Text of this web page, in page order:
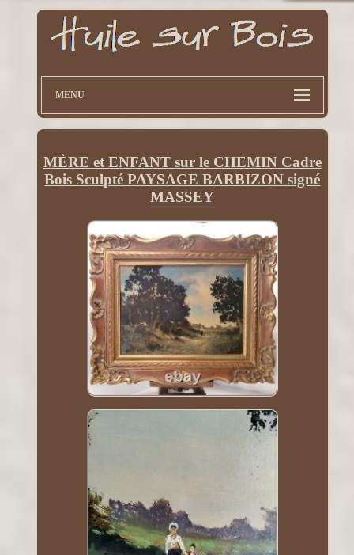
MENU
MÈRE et ENFANT sur le CHEMIN Cadre
Bois Sculpté PAYSAGE BARBIZON signé
MASSEY